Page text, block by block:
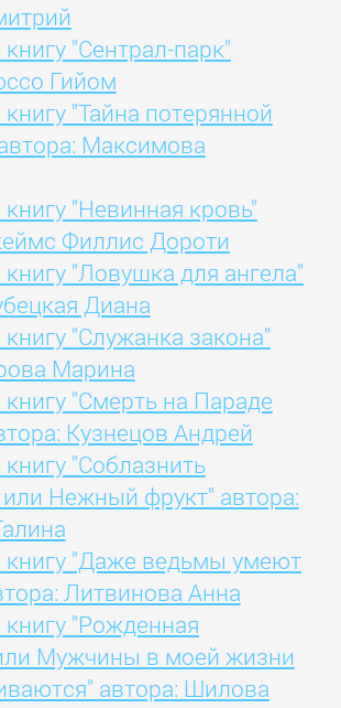
"Сентрал-парк"
Гийом
книгу "Тайна потерянной
Максимова
книгу "Невинная кровь"
Филлис Дороти
книгу "Ловушка для ангела"
Диана
книгу "Служанка закона"
Марина
книгу "Смерть на Параде
Кузнецов Андрей
книгу "Соблазнить
или Нежный фрукт" автора:
книгу "Даже ведьмы умеют
Литвинова Анна
книгу "Рожденная
Мужчины в моей жизни
автора: Шилова